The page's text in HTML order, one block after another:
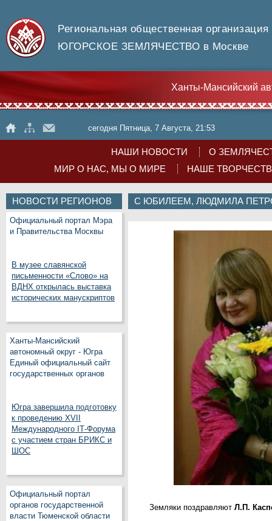
Региональная общественная организация
ЮГОРСКОЕ ЗЕМЛЯЧЕСТВО в Москве
Ханты-Мансийский
сегодня Пятница, 7 Августа, 21:53
НАШИ НОВОСТИ
О
МИР О НАС, МЫ О МИРЕ
НАШЕ
НОВОСТИ РЕГИОНОВ
Официальный портал Мэра
и Правительства Москвы
В музее славянской
письменности «Слово» на
ВДНХ открылась выставка
исторических манускриптов
Ханты-Мансийский
автономный округ - Югра
Единый официальный сайт
государственных органов
Югра завершила подготовку
к проведению XVII
Международного IT‑Форума
с участием стран БРИКС и
ШОС
Официальный портал
органов государственной
власти Тюменской области
С ЮБИЛЕЕМ, ЛЮДМИЛА
Земляки поздравляют Л.П.